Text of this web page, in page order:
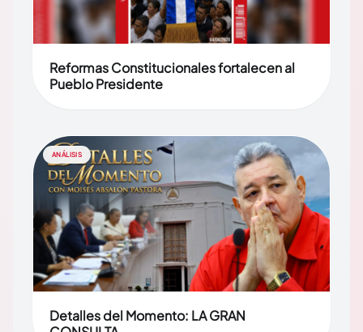
Reformas Constitucionales fortalecen al
Pueblo Presidente
ANÁLISIS
Detalles del Momento: LA GRAN